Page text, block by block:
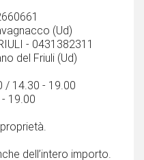
(Ud)
- 0431382311
del Friuli (Ud)
/ 14.30 - 19.00
19.00
dell’intero importo.